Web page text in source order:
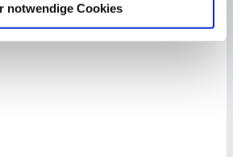
notwendige Cookies
mit Stadthausprojekt im Herzen von